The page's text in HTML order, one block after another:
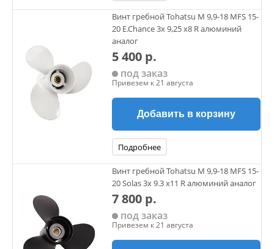
Винт гребной Tohatsu M 9,9-18 MFS 15-
20 E.Chance 3х 9,25 х8 R алюминий
аналог
5 400 р.
под заказ
Привезем к 21 августа
Добавить в корзину
Подробнее
Винт гребной Tohatsu M 9,9-18 MFS 15-
20 Solas 3х 9.3 х11 R алюминий аналог
7 800 р.
под заказ
Привезем к 21 августа